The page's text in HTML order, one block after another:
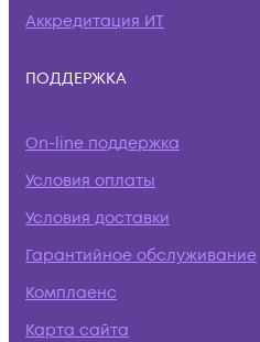
Аккредитация ИТ
ПОДДЕРЖКА
On-line поддержка
Условия оплаты
Условия доставки
Гарантийное обслуживание
Комплаенс
Карта сайта